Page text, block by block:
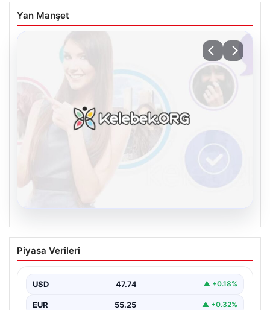
Yan Manşet
Kelebek.Org İle Sanal İletişimin Seviyeli
Adresi Ve Sohbet Deneyimi
iletişim kurması ciddi bir değer taşımaktadır. Halen
pek…
Piyasa Verileri
USD 47.74 ▲ +0.18%
EUR 55.25 ▲ +0.32%